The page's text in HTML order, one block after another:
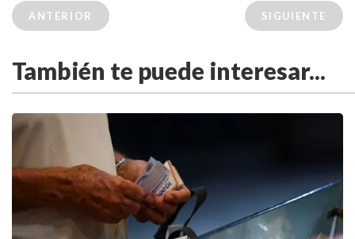
ANTERIOR SIGUIENTE
También te puede interesar...